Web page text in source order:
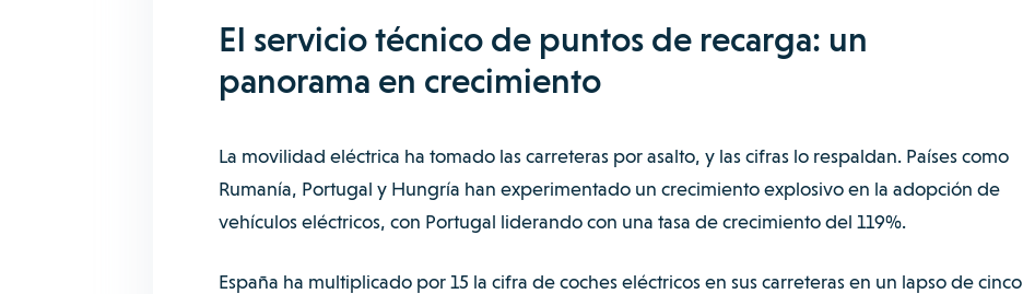
El servicio técnico de puntos de recarga: un
panorama en crecimiento
La movilidad eléctrica ha tomado las carreteras por asalto, y las cifras lo respaldan. Países como
Rumanía, Portugal y Hungría han experimentado un crecimiento explosivo en la adopción de
vehículos eléctricos, con Portugal liderando con una tasa de crecimiento del 119%.
España ha multiplicado por 15 la cifra de coches eléctricos en sus carreteras en un lapso de cinco